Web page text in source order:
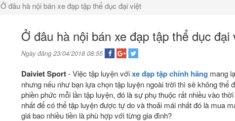
Ở đâu hà nội bán xe đạp tập thể dục đại việt
Ở đâu hà nội bán xe đạp tập thể dục đại
Ngày đăng 23/04/2018 08:55
Daiviet Sport- Việc tập luyện vớixe đạp tập chính hãng mang
nhưng nếu như bạn lựa chọn tập luyện ngoài trời thì sẽ không
phiền phức mỗi lần tập luyện, đó là sự phụ thuộc rất nhiều vào
nhất để có thể tập luyện được tự do và thoải mái nhất đó là mua
giá bao nhiều tiền là phù hợp với từng gia đình?